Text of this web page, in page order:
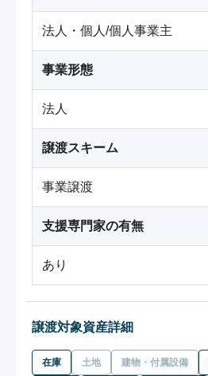
法人・個人/個人事業主
事業形態
法人
譲渡スキーム
事業譲渡
支援専門家の有無
あり
譲渡対象資産詳細
在庫 土地 建物・付属設備